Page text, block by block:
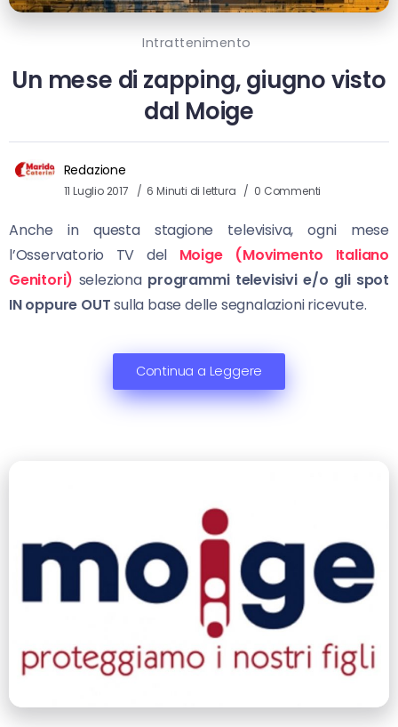
Intrattenimento
Un mese di zapping, giugno visto
dal Moige
Redazione
11 Luglio 2017 6 Minuti di lettura 0 Commenti
Anche in questa stagione televisiva, ogni mese
l’Osservatorio TV del Moige (Movimento Italiano
Genitori) seleziona programmi televisivi e/o gli spot
IN oppure OUTsulla base delle segnalazioni ricevute.
Continua a Leggere